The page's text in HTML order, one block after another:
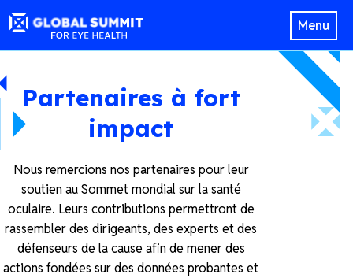
Menu
Partenaires à fort
impact
Nous remercions nos partenaires pour leur
soutien au Sommet mondial sur la santé
oculaire. Leurs contributions permettront de
rassembler des dirigeants, des experts et des
défenseurs de la cause afin de mener des
actions fondées sur des données probantes et